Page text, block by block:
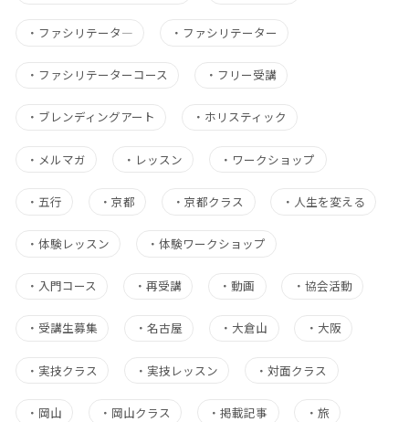
・ ファシリテータ― ・ ファシリテーター
・ ファシリテーターコース ・ フリー受講
・ ブレンディングアート ・ ホリスティック
・ メルマガ ・ レッスン ・ ワークショップ
・ 五行 ・京都 ・京都クラス ・ 人生を変える
・ 体験レッスン ・体験ワークショップ
・ 入門コース ・再受講 ・動画 ・ 協会活動
・ 受講生募集 ・名古屋 ・ 大倉山 ・ 大阪
・ 実技クラス ・ 実技レッスン ・対面クラス
・ 岡山 ・ 岡山クラス ・掲載記事 ・ 旅